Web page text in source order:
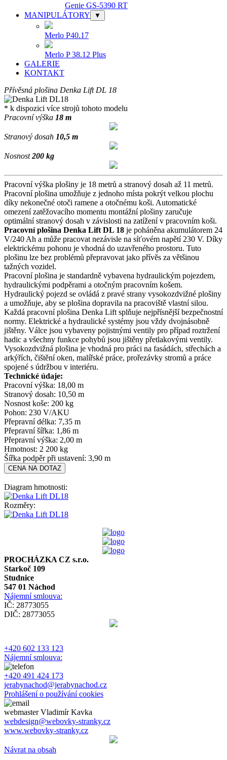
Genie GS-5390 RT
MANIPULÁTORY
▼
Merlo P40.17
Merlo P 38.12 Plus
GALERIE
KONTAKT
Přívěsná plošina Denka Lift DL 18
* k dispozici více strojů tohoto modelu
Pracovní výška 18 m
Stranový dosah 10,5 m
Nosnost200 kg
Pracovní výška plošiny je 18 metrů a stranový dosah až 11 metrů.
Pracovní plošina umožňuje z jednoho místa pokrýt velkou plochu
díky nekonečné otoči ramene a otočnému koši. Automatické
omezení zatěžovacího momentu montážní plošiny zaručuje
optimální stranový dosah v závislosti na zatížení v pracovním koši.
Pracovní plošina Denka Lift DL 18 je poháněna akumulátorem 24
V/240 Ah a může pracovat nezávisle na síťovém napětí 230 V. Díky
elektrickému pohonu je vhodná do uzavřeného prostoru. Tuto
plošinu lze bez problémů přepravovat jako přívěs za většinou
tažných vozidel.
Pracovní plošina je standardně vybavena hydraulickým pojezdem,
hydraulickými podpěrami a otočným pracovním košem.
Hydraulický pojezd se ovládá z pravé strany vysokozdvižné plošiny
a umožňuje, aby se plošina dopravila na pracoviště vlastní silou.
Každá pracovní plošina Denka Lift splňuje nejpřísnější bezpečnostní
normy. Elektrické a hydraulické systémy jsou vždy dvojnásobně
jištěny. Válce jsou vybaveny pojistnými ventily pro případ roztržení
hadic a všechny funkce pohybů jsou jištěny přetlakovými ventily.
Vysokozdvižná plošina je vhodná pro práci na fasádách, střechách a
arkýřích, čištění oken, malířské práce, prořezávky stromů a práce
spojené s údržbou v interiéru.
Technické údaje:
Pracovní výška: 18,00 m
Stranový dosah: 10,50 m
Nosnost koše: 200 kg
Pohon: 230 V/AKU
Přepravní délka: 7,35 m
Přepravní šířka: 1,86 m
Přepravní výška: 2,00 m
Hmotnost: 2 200 kg
Šířka podpěr při ustavení: 3,90 m
CENA NA DOTAZ
Diagram hmotnosti:
Rozměry:
PROCHÁZKA CZ s.r.o.
Starkoč 109
Studnice
547 01 Náchod
Nájemní smlouva:
IČ: 28773055
DIČ: 28773055
+420 602 133 123
Nájemní smlouva:
+420 491 424 173
jerabynachod@jerabynachod.cz
Prohlášení o používání cookies
webmaster Vladimír Kavka
webdesign@webovky-stranky.cz
www.webovky-stranky.cz
Návrat na obsah